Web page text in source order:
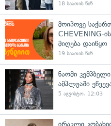
18 საათის წინ
მოიპოვე
CHEVENING-
მიღება დაიწყო
19 საათის წინ
ნაომი
ამპლუაში
5 აგვისტო, 12:03
ირაკლი